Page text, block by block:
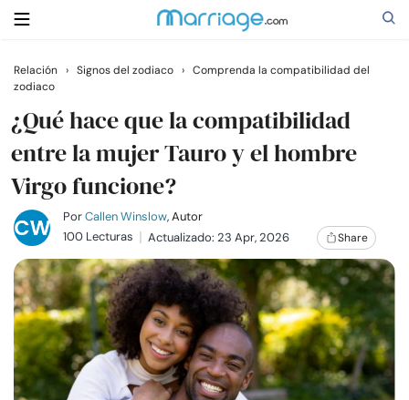
Buscar
Casarse
Relaciones
Familia
Ayuda
Cursos
Relación › Signos del zodiaco › Comprenda la compatibilidad del
zodiaco
¿Qué hace que la compatibilidad
entre la mujer Tauro y el hombre
Virgo funcione?
PorCallen Winslow, Autor
100 Lecturas
Actualizado: 23 Apr, 2026 Share